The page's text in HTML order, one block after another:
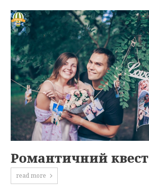
Романтичний квест
read more